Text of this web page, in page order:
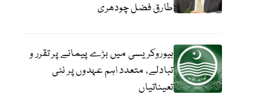
طارق فضل چودھری
بیوروکریسی میں بڑے پیمانے پر تقرر و
تبادلے، متعدد اہم عہدوں پر نئی
تعیناتیاں